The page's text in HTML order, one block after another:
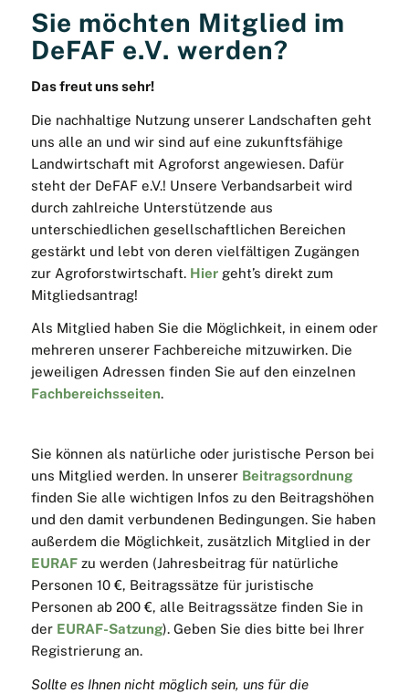
Sie möchten Mitglied im
DeFAF e.V. werden?
Das freut uns sehr!
Die nachhaltige Nutzung unserer Landschaften geht
uns alle an und wir sind auf eine zukunftsfähige
Landwirtschaft mit Agroforst angewiesen. Dafür
steht der DeFAF e.V.! Unsere Verbandsarbeit wird
durch zahlreiche Unterstützende aus
unterschiedlichen gesellschaftlichen Bereichen
gestärkt und lebt von deren vielfältigen Zugängen
zur Agroforstwirtschaft. Hiergeht’s direkt zum
Mitgliedsantrag!
Als Mitglied haben Sie die Möglichkeit, in einem oder
mehreren unserer Fachbereiche mitzuwirken. Die
jeweiligen Adressen finden Sie auf den einzelnen
Fachbereichsseiten.
Sie können als natürliche oder juristische Person bei
uns Mitglied werden. In unserer Beitragsordnung
finden Sie alle wichtigen Infos zu den Beitragshöhen
und den damit verbundenen Bedingungen. Sie haben
außerdem die Möglichkeit, zusätzlich Mitglied in der
EURAFzu werden (Jahresbeitrag für natürliche
Personen 10 €, Beitragssätze für juristische
Personen ab 200 €, alle Beitragssätze finden Sie in
der EURAF-Satzung). Geben Sie dies bitte bei Ihrer
Registrierung an.
Sollte es Ihnen nicht möglich sein, uns für die